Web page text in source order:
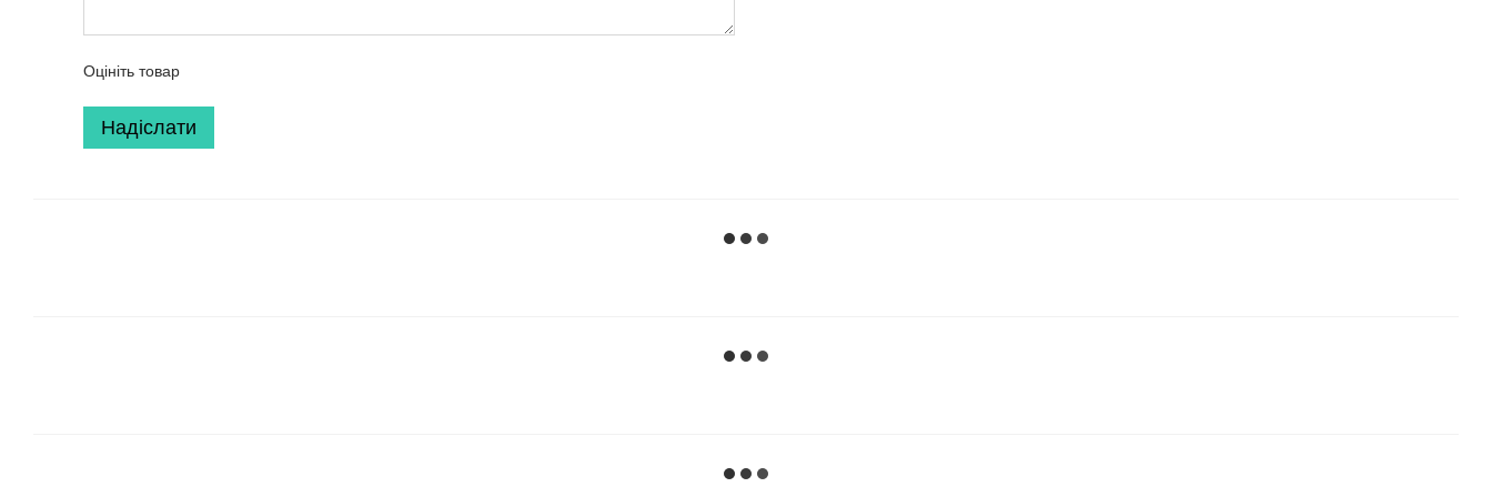
Оцініть товар
Надіслати